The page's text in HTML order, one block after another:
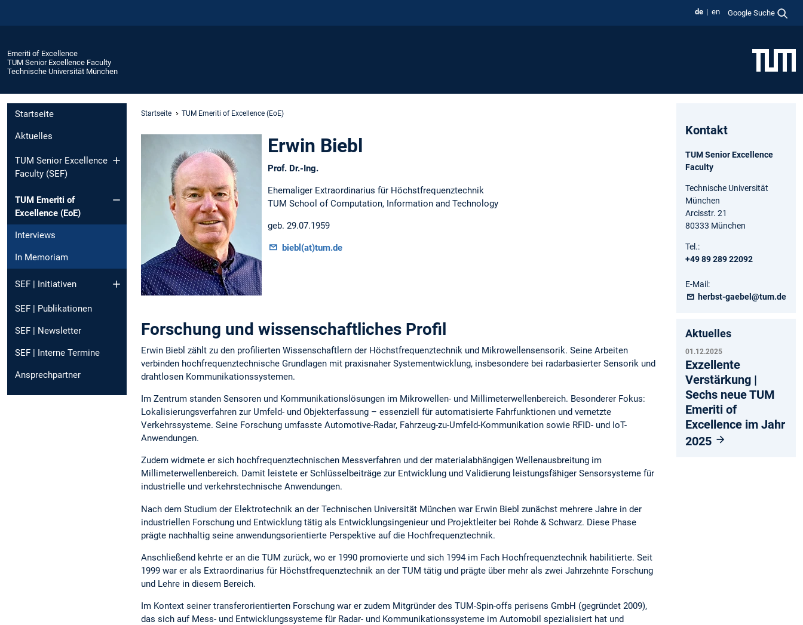
de en Google Suche
Emeriti of Excellence
TUM Senior Excellence Faculty
Technische Universität München
Startseite
Aktuelles
TUM Senior Excellence
Faculty (SEF)
TUM Emeriti of
Excellence (EoE)
Interviews
In Memoriam
SEF | Initiativen
SEF | Publikationen
SEF | Newsletter
SEF | Interne Termine
Ansprechpartner
Startseite TUM Emeriti of Excellence (EoE)
Erwin Biebl
Prof. Dr.-Ing.
Ehemaliger Extraordinarius für Höchstfrequenztechnik
TUM School of Computation, Information and Technology
geb. 29.07.1959
biebl(at)tum.de
Forschung und wissenschaftliches Profil
Erwin Biebl zählt zu den profilierten Wissenschaftlern der Höchstfrequenztechnik und Mikrowellensensorik. Seine Arbeiten
verbinden hochfrequenztechnische Grundlagen mit praxisnaher Systementwicklung, insbesondere bei radarbasierter Sensorik und
drahtlosen Kommunikationssystemen.
Im Zentrum standen Sensoren und Kommunikationslösungen im Mikrowellen- und Millimeterwellenbereich. Besonderer Fokus:
Lokalisierungsverfahren zur Umfeld- und Objekterfassung – essenziell für automatisierte Fahrfunktionen und vernetzte
Verkehrssysteme. Seine Forschung umfasste Automotive-Radar, Fahrzeug-zu-Umfeld-Kommunikation sowie RFID- und IoT-
Anwendungen.
Zudem widmete er sich hochfrequenztechnischen Messverfahren und der materialabhängigen Wellenausbreitung im
Millimeterwellenbereich. Damit leistete er Schlüsselbeiträge zur Entwicklung und Validierung leistungsfähiger Sensorsysteme für
industrielle und verkehrstechnische Anwendungen.
Nach dem Studium der Elektrotechnik an der Technischen Universität München war Erwin Biebl zunächst mehrere Jahre in der
industriellen Forschung und Entwicklung tätig als Entwicklungsingenieur und Projektleiter bei Rohde & Schwarz. Diese Phase
prägte nachhaltig seine anwendungsorientierte Perspektive auf die Hochfrequenztechnik.
Anschließend kehrte er an die TUM zurück, wo er 1990 promovierte und sich 1994 im Fach Hochfrequenztechnik habilitierte. Seit
1999 war er als Extraordinarius für Höchstfrequenztechnik an der TUM tätig und prägte über mehr als zwei Jahrzehnte Forschung
und Lehre in diesem Bereich.
Im Kontext seiner transferorientierten Forschung war er zudem Mitgründer des TUM-Spin-offs perisens GmbH (gegründet 2009),
das sich auf Mess- und Entwicklungssysteme für Radar- und Kommunikationssysteme im Automobil spezialisiert hat und
Kontakt
TUM Senior Excellence
Faculty
Technische Universität
München
Arcisstr. 21
80333 München
Tel.:
+49 89 289 22092
E-Mail:
herbst-gaebel@tum.de
Aktuelles
01.12.2025
Exzellente
Verstärkung |
Sechs neue TUM
Emeriti of
Excellence im Jahr
2025